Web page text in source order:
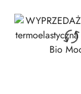
obniżką